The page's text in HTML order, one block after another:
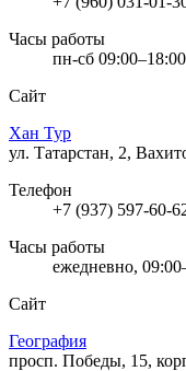
Часы работы
пн-сб 09:00–18:00
Сайт
Хан Тур
ул. Татарстан, 2,
Телефон
+7 (937) 597-60-
Часы работы
ежедневно,
Сайт
География
просп. Победы, 15,